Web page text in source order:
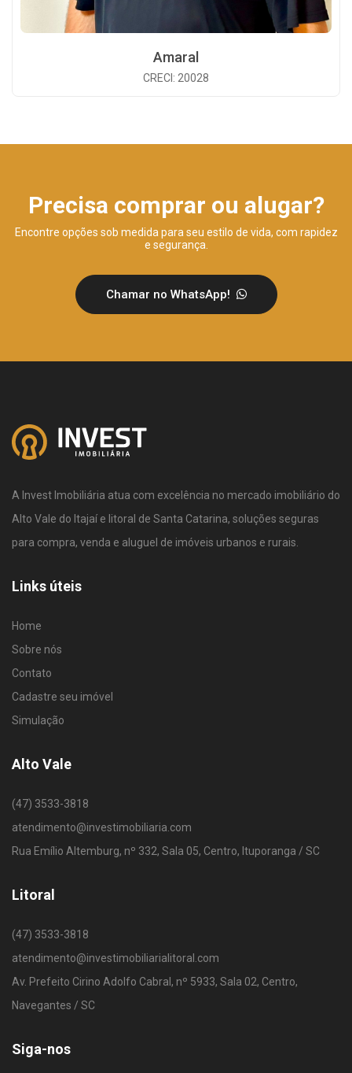
Amaral
CRECI: 20028
Precisa comprar ou alugar?
Encontre opções sob medida para seu estilo de vida, com rapidez
e segurança.
Chamar no WhatsApp!
A Invest Imobiliária atua com excelência no mercado imobiliário do
Alto Vale do Itajaí e litoral de Santa Catarina, soluções seguras
para compra, venda e aluguel de imóveis urbanos e rurais.
Links úteis
Home
Sobre nós
Contato
Cadastre seu imóvel
Simulação
Alto Vale
(47) 3533-3818
atendimento@investimobiliaria.com
Rua Emílio Altemburg, nº 332, Sala 05, Centro, Ituporanga / SC
Litoral
(47) 3533-3818
atendimento@investimobiliarialitoral.com
Av. Prefeito Cirino Adolfo Cabral, nº 5933, Sala 02, Centro,
Navegantes / SC
Siga-nos